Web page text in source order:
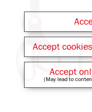
Accept
Accept
(May lead to